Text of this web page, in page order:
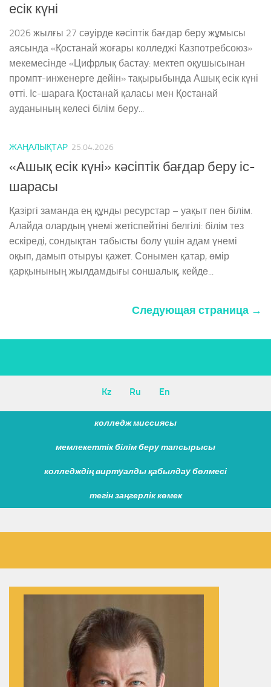
есік күні
2026 жылғы 27 сәуірде кәсіптік бағдар беру жұмысы
аясында «Қостанай жоғары колледжі Казпотребсоюз»
мекемесінде «Цифрлық бастау: мектеп оқушысынан
промпт-инженерге дейін» тақырыбында Ашық есік күні
өтті. Іс-шараға Қостанай қаласы мен Қостанай
ауданының келесі білім беру...
ЖАҢАЛЫҚТАР 25.04.2026
«Ашық есік күні» кәсіптік бағдар беру іс-
шарасы
Қазіргі заманда ең құнды ресурстар – уақыт пен білім.
Алайда олардың үнемі жетіспейтіні белгілі: білім тез
ескіреді, сондықтан табысты болу үшін адам үнемі
оқып, дамып отыруы қажет. Сонымен қатар, өмір
қарқынының жылдамдығы соншалық, кейде...
Следующая страница →
Kz Ru En
колледж миссиясы
мемлекеттік білім беру тапсырысы
колледждің виртуалды қабылдау бөлмесі
тегін заңгерлік көмек